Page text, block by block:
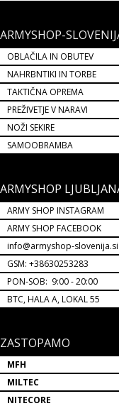
ARMYSHOP-
OBLAČILA IN OBUTEV
NAHRBNTIKI IN TORBE
TAKTIČNA OPREMA
PREŽIVETJE V NARAVI
NOŽI SEKIRE
SAMOOBRAMBA
ARMYSHOP
ARMY SHOP INSTAGRAM
ARMY SHOP FACEBOOK
info@armyshop-slovenija.si
GSM: +38630253283
PON-SOB: 9:00 - 20:00
BTC, HALA A, LOKAL 55
ZASTOPAMO
MFH
MILTEC
NITECORE